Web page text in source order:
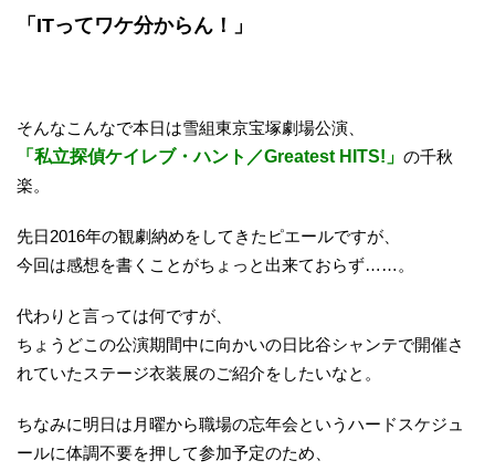
「ITってワケ分からん！」
そんなこんなで本日は雪組東京宝塚劇場公演、
「私立探偵ケイレブ・ハント／Greatest HITS!」 の千秋
楽。
先日2016年の観劇納めをしてきたピエールですが、
今回は感想を書くことがちょっと出来ておらず……。
代わりと言っては何ですが、
ちょうどこの公演期間中に向かいの日比谷シャンテで開催さ
れていたステージ衣装展のご紹介をしたいなと。
ちなみに明日は月曜から職場の忘年会というハードスケジュ
ールに体調不要を押して参加予定のため、